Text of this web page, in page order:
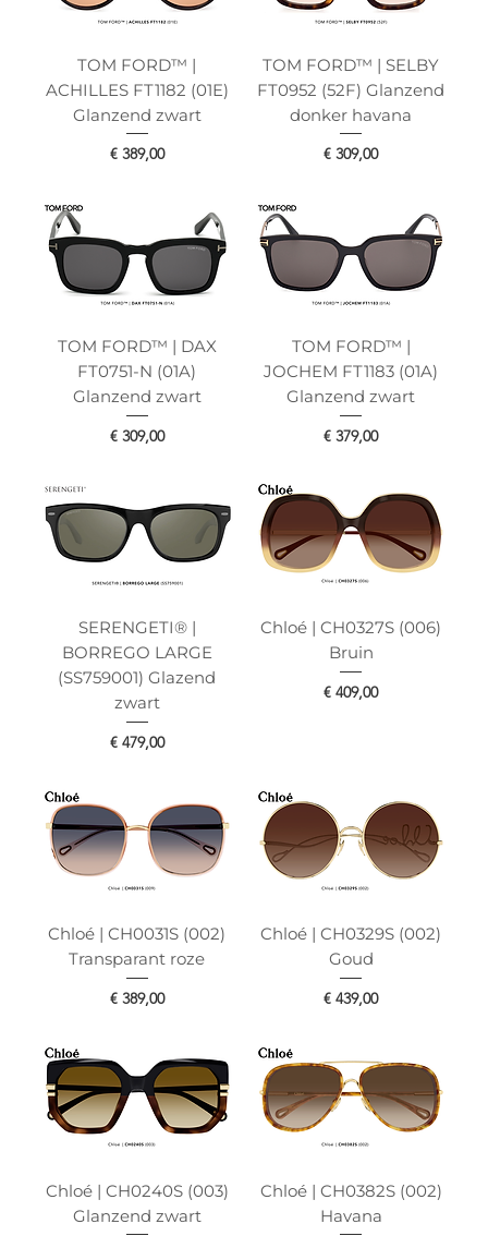
TOM FORD™ |
ACHILLES FT1182 (01E)
Glanzend zwart
Prijs
€ 389,00
TOM FORD™ | SELBY
FT0952 (52F) Glanzend
donker havana
Prijs
€ 309,00
TOM FORD™ | DAX
FT0751-N (01A)
Glanzend zwart
Prijs
€ 309,00
TOM FORD™ |
JOCHEM FT1183 (01A)
Glanzend zwart
Prijs
€ 379,00
SERENGETI® |
BORREGO LARGE
(SS759001) Glazend
zwart
Prijs
€ 479,00
Chloé | CH0327S (006)
Bruin
Prijs
€ 409,00
Chloé | CH0031S (002)
Transparant roze
Prijs
€ 389,00
Chloé | CH0329S (002)
Goud
Prijs
€ 439,00
Chloé | CH0240S (003)
Glanzend zwart
Chloé | CH0382S (002)
Havana